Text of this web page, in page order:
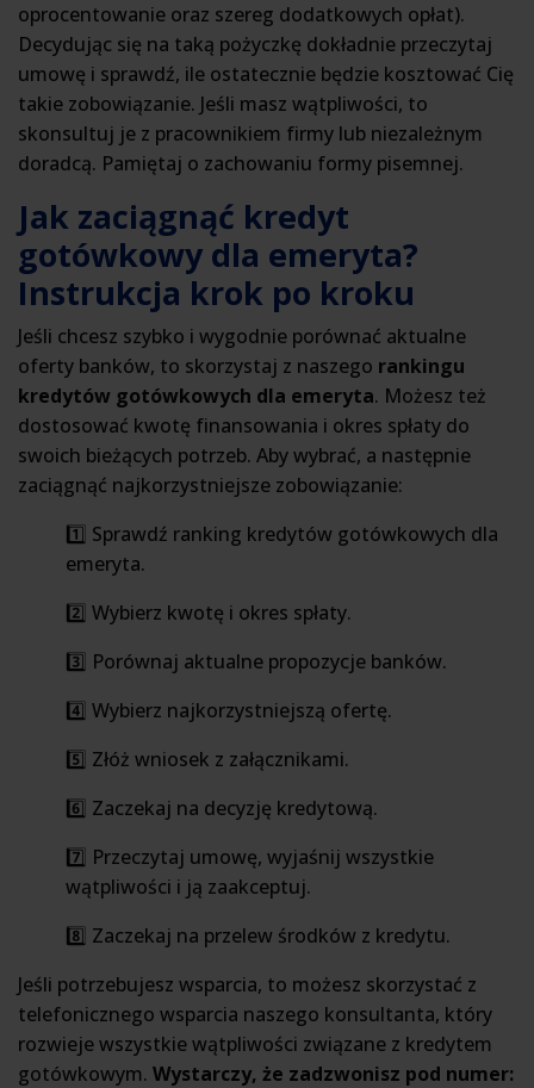
oprocentowanie oraz szereg dodatkowych opłat).
Decydując się na taką pożyczkę dokładnie przeczytaj
umowę i sprawdź, ile ostatecznie będzie kosztować Cię
takie zobowiązanie. Jeśli masz wątpliwości, to
skonsultuj je z pracownikiem firmy lub niezależnym
doradcą. Pamiętaj o zachowaniu formy pisemnej.
Jak zaciągnąć kredyt
gotówkowy dla emeryta?
Instrukcja krok po kroku
Jeśli chcesz szybko i wygodnie porównać aktualne
oferty banków, to skorzystaj z naszego rankingu
kredytów gotówkowych dla emeryta. Możesz też
dostosować kwotę finansowania i okres spłaty do
swoich bieżących potrzeb. Aby wybrać, a następnie
zaciągnąć najkorzystniejsze zobowiązanie:
1️⃣ Sprawdź ranking kredytów gotówkowych dla
emeryta.
2️⃣ Wybierz kwotę i okres spłaty.
3️⃣ Porównaj aktualne propozycje banków.
4️⃣ Wybierz najkorzystniejszą ofertę.
5️⃣ Złóż wniosek z załącznikami.
6️⃣ Zaczekaj na decyzję kredytową.
7️⃣ Przeczytaj umowę, wyjaśnij wszystkie
wątpliwości i ją zaakceptuj.
8️⃣ Zaczekaj na przelew środków z kredytu.
Jeśli potrzebujesz wsparcia, to możesz skorzystać z
telefonicznego wsparcia naszego konsultanta, który
rozwieje wszystkie wątpliwości związane z kredytem
gotówkowym. Wystarczy, że zadzwonisz pod numer: